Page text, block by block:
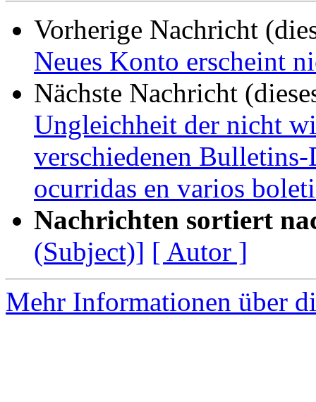
Vorherige Nachricht
Neues Konto erscheint
Nächste Nachricht
Ungleichheit der nicht
verschiedenen
ocurridas en varios
Nachrichten sortiert
(Subject)] [ Autor ]
Mehr Informationen über